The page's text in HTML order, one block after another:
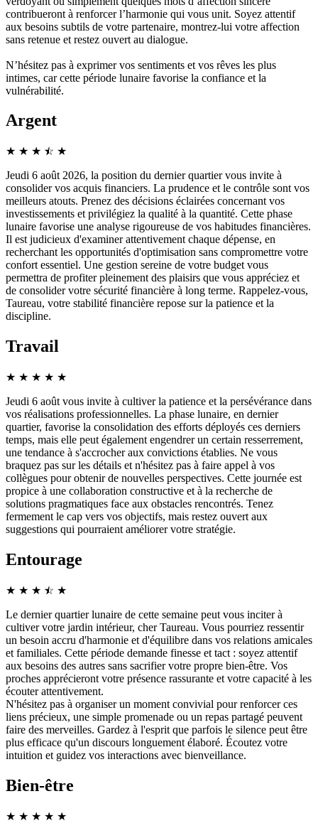
contribueront à renforcer l’harmonie qui vous unit. Soyez attentif
aux besoins subtils de votre partenaire, montrez-lui votre affection
sans retenue et restez ouvert au dialogue.
N’hésitez pas à exprimer vos sentiments et vos rêves les plus
intimes, car cette période lunaire favorise la confiance et la
vulnérabilité.
Argent
★ ★ ★ ☆
★ ★
Jeudi 6 août 2026, la position du dernier quartier vous invite à
consolider vos acquis financiers. La prudence et le contrôle sont vos
meilleurs atouts. Prenez des décisions éclairées concernant vos
investissements et privilégiez la qualité à la quantité. Cette phase
lunaire favorise une analyse rigoureuse de vos habitudes financières.
Il est judicieux d'examiner attentivement chaque dépense, en
recherchant les opportunités d'optimisation sans compromettre votre
confort essentiel. Une gestion sereine de votre budget vous
permettra de profiter pleinement des plaisirs que vous appréciez et
de consolider votre sécurité financière à long terme. Rappelez-vous,
Taureau, votre stabilité financière repose sur la patience et la
discipline.
Travail
★ ★ ★ ★ ★
Jeudi 6 août vous invite à cultiver la patience et la persévérance dans
vos réalisations professionnelles. La phase lunaire, en dernier
quartier, favorise la consolidation des efforts déployés ces derniers
temps, mais elle peut également engendrer un certain resserrement,
une tendance à s'accrocher aux convictions établies. Ne vous
braquez pas sur les détails et n'hésitez pas à faire appel à vos
collègues pour obtenir de nouvelles perspectives. Cette journée est
propice à une collaboration constructive et à la recherche de
solutions pragmatiques face aux obstacles rencontrés. Tenez
fermement le cap vers vos objectifs, mais restez ouvert aux
suggestions qui pourraient améliorer votre stratégie.
Entourage
★ ★ ★ ☆
★ ★
Le dernier quartier lunaire de cette semaine peut vous inciter à
cultiver votre jardin intérieur, cher Taureau. Vous pourriez ressentir
un besoin accru d'harmonie et d'équilibre dans vos relations amicales
et familiales. Cette période demande finesse et tact : soyez attentif
aux besoins des autres sans sacrifier votre propre bien-être. Vos
proches apprécieront votre présence rassurante et votre capacité à les
écouter attentivement.
N'hésitez pas à organiser un moment convivial pour renforcer ces
liens précieux, une simple promenade ou un repas partagé peuvent
faire des merveilles. Gardez à l'esprit que parfois le silence peut être
plus efficace qu'un discours longuement élaboré. Écoutez votre
intuition et guidez vos interactions avec bienveillance.
Bien-être
★ ★ ★ ★ ★